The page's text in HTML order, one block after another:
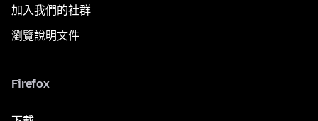
加入我們的社群
瀏覽說明文件
Firefox